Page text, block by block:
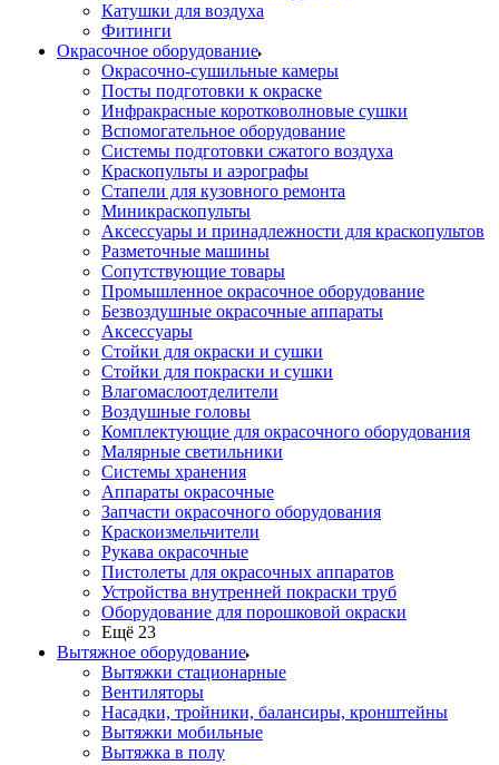
Катушки для воздуха
Фитинги
Окрасочное оборудование
Окрасочно-сушильные камеры
Посты подготовки к окраске
Инфракрасные коротковолновые сушки
Вспомогательное оборудование
Системы подготовки сжатого воздуха
Краскопульты и аэрографы
Стапели для кузовного ремонта
Миникраскопульты
Аксессуары и принадлежности для краскопультов
Разметочные машины
Сопутствующие товары
Промышленное окрасочное оборудование
Безвоздушные окрасочные аппараты
Аксессуары
Стойки для окраски и сушки
Стойки для покраски и сушки
Влагомаслоотделители
Воздушные головы
Комплектующие для окрасочного оборудования
Малярные светильники
Системы хранения
Аппараты окрасочные
Запчасти окрасочного оборудования
Краскоизмельчители
Рукава окрасочные
Пистолеты для окрасочных аппаратов
Устройства внутренней покраски труб
Оборудование для порошковой окраски
Ещё 23
Вытяжное оборудование
Вытяжки стационарные
Вентиляторы
Насадки, тройники, балансиры, кронштейны
Вытяжки мобильные
Вытяжка в полу